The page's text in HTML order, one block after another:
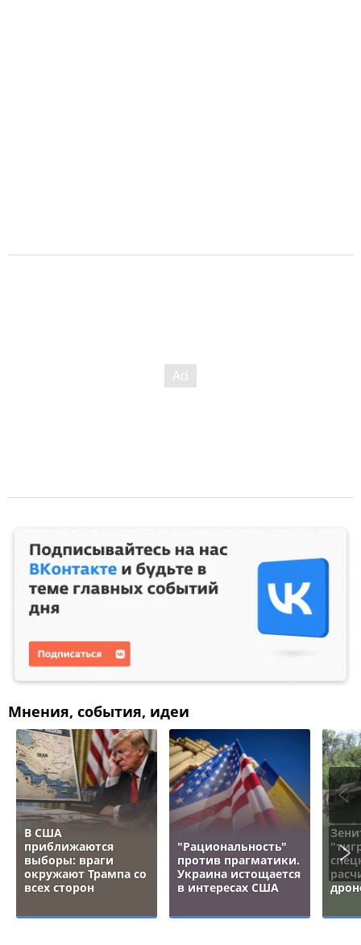
Мнения, события, идеи
В США
приближаются
выборы: враги
окружают Трампа со
всех сторон
"Рациональность"
против прагматики.
Украина истощается
в интересах США